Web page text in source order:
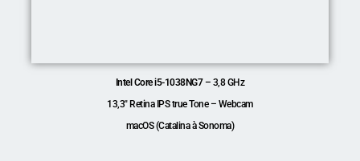
Intel Core i5-1038NG7– 3,8 GHz
13,3″ Retina IPS true Tone – Webcam
macOS (Catalina à Sonoma)